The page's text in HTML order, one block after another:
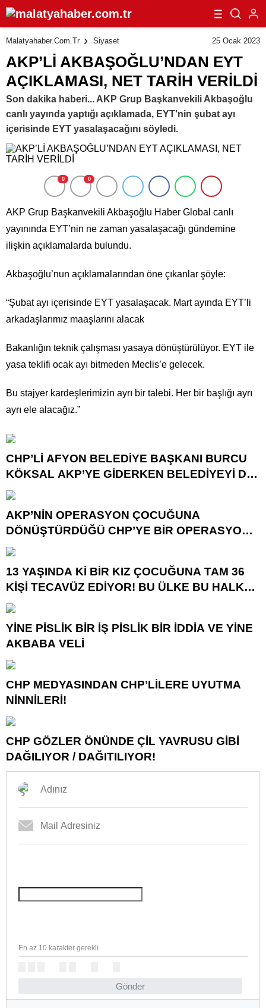
Malatyahaber.com.tr Siyaset 25 Ocak 2023
AKP’Lİ AKBAŞOĞLU’NDAN EYT
AÇIKLAMASI, NET TARİH VERİLDİ
Son dakika haberi... AKP Grup Başkanvekili Akbaşoğlu
canlı yayında yaptığı açıklamada, EYT'nin şubat ayı
içerisinde EYT yasalaşacağını söyledi.
0 0
AKP Grup Başkanvekili Akbaşoğlu Haber Global canlı
yayınında EYT’nin ne zaman yasalaşacağı gündemine
ilişkin açıklamalarda bulundu.
Akbaşoğlu’nun açıklamalarından öne çıkanlar şöyle:
“Şubat ayı içerisinde EYT yasalaşacak. Mart ayında EYT’li
arkadaşlarımız maaşlarını alacak
Bakanlığın teknik çalışması yasaya dönüştürülüyor. EYT ile
yasa teklifi ocak ayı bitmeden Meclis’e gelecek.
Bu stajyer kardeşlerimizin ayrı bir talebi. Her bir başlığı ayrı
ayrı ele alacağız.”
CHP’Lİ AFYON BELEDİYE BAŞKANI BURCU
KÖKSAL AKP’YE GİDERKEN BELEDİYEYİ DE
GÖTÜRÜYOR!
AKP’NİN OPERASYON ÇOCUĞUNA
DÖNÜŞTÜRDÜĞÜ CHP’YE BİR OPERASYON
DAHA!
13 YAŞINDA Kİ BİR KIZ ÇOCUĞUNA TAM 36
KİŞİ TECAVÜZ EDİYOR! BU ÜLKE BU HALK
NEREYE SAVRULDU NASIL SAVRULDU!
YİNE PİSLİK BİR İŞ PİSLİK BİR İDDİA VE YİNE
AKBABA VELİ
CHP MEDYASINDAN CHP’LİLERE UYUTMA
NİNNİLERİ!
CHP GÖZLER ÖNÜNDE ÇİL YAVRUSU GİBİ
DAĞILIYOR / DAĞITILIYOR!
Gönder
En az 10 karakter gerekli